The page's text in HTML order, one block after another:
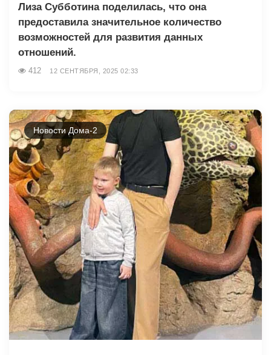
Лиза Субботина поделилась, что она
предоставила значительное количество
возможностей для развития данных
отношений.
412 12 СЕНТЯБРЯ, 2025 02:33
Новости Дома-2